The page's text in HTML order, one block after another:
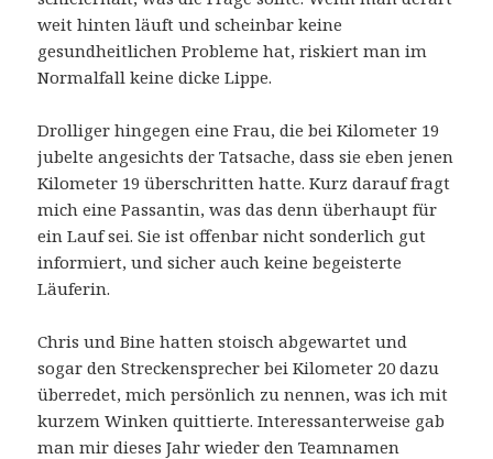
weit hinten läuft und scheinbar keine
gesundheitlichen Probleme hat, riskiert man im
Normalfall keine dicke Lippe.
Drolliger hingegen eine Frau, die bei Kilometer 19
jubelte angesichts der Tatsache, dass sie eben jenen
Kilometer 19 überschritten hatte. Kurz darauf fragt
mich eine Passantin, was das denn überhaupt für
ein Lauf sei. Sie ist offenbar nicht sonderlich gut
informiert, und sicher auch keine begeisterte
Läuferin.
Chris und Bine hatten stoisch abgewartet und
sogar den Streckensprecher bei Kilometer 20 dazu
überredet, mich persönlich zu nennen, was ich mit
kurzem Winken quittierte. Interessanterweise gab
man mir dieses Jahr wieder den Teamnamen